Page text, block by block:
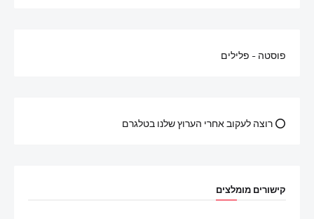
פוסטה - פלילים
⭕ רוצה לעקוב אחרי הערוץ שלנו בטלגרם
קישורים מומלצים